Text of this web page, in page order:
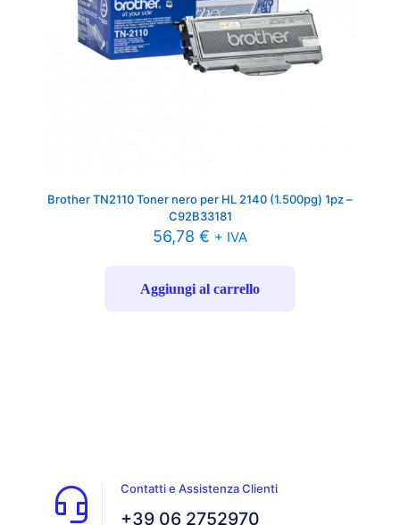
Brother TN2110 Toner nero per HL 2140 (1.500pg) 1pz –
C92B33181
56,78 € + IVA
Aggiungi al carrello
Contatti e Assistenza Clienti
+39 06 2752970